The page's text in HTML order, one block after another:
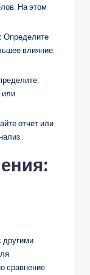
На этом
Определите
влияние.
или
отчет или
другими
сравнение